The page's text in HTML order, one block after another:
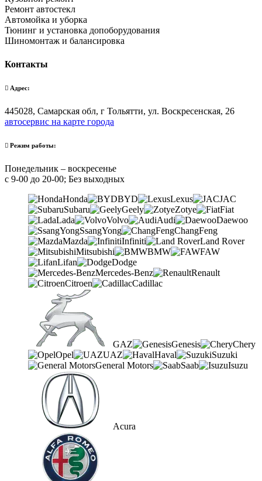
Ремонт автостекл
Автомойка и уборка
Тюнинг и установка допоборудования
Шиномонтаж и балансировка
Контакты
Адрес:
445028, Самарская обл, г Тольятти, ул. Воскресенская, 26
автосервис на карте города
Режим работы:
Понедельник – воскресенье
с 9-00 до 20-00; Без выходных
Honda
BYD Lexus
JAC
Subaru
Geely Zotye
Fiat
Lada
Volvo Audi
Daewoo
SsangYong
ChangFeng
Mazda
Infiniti
Land Rover
Mitsubishi
BMW
FAW
Lifan
Dodge
Mercedes-Benz
Renault
Citroen
Cadillac
GAZ Genesis
Chery
Opel
UAZ Haval
Suzuki
General Motors
Saab Isuzu
Acura